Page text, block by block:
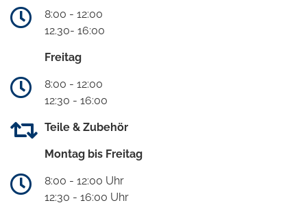
8:00 - 12:00
12.30- 16:00
Freitag
8:00 - 12:00
12:30 - 16:00
Teile & Zubehör
Montag bis Freitag
8:00 - 12:00 Uhr
12:30 - 16:00 Uhr